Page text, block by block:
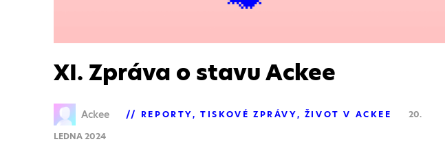
XI. Zpráva o stavu Ackee
Ackee REPORTY TISKOVÉ ZPRÁVY ŽIVOT V ACKEE
20.
LEDNA 2024